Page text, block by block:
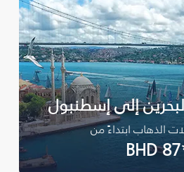
إلى إسطنبول
الذهاب ابتداءً من